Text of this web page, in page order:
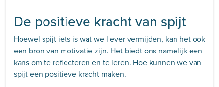
De positieve kracht van spijt
Hoewel spijt iets is wat we liever vermijden, kan het ook
een bron van motivatie zijn. Het biedt ons namelijk een
kans om te reflecteren en te leren. Hoe kunnen we van
spijt een positieve kracht maken.